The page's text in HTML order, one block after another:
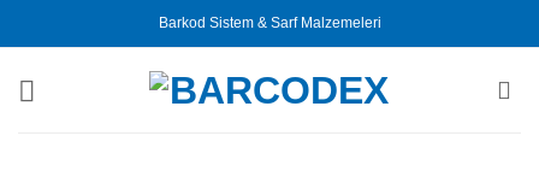
atla
Barkod Sistem & Sarf Malzemeleri